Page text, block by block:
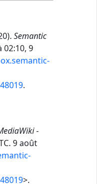
Semantic
02:10, 9
.
-
9 août
>.